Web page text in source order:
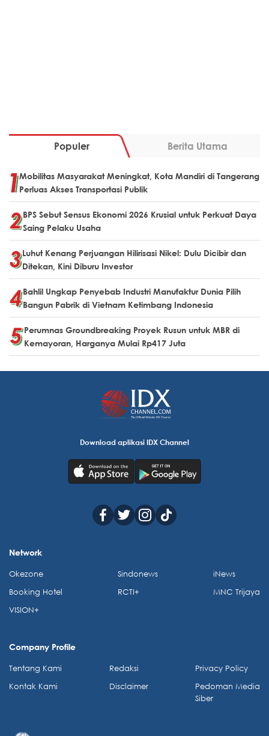
Populer Berita Utama
Mobilitas Masyarakat Meningkat, Kota Mandiri di Tangerang
Perluas Akses Transportasi Publik
BPS Sebut Sensus Ekonomi 2026 Krusial untuk Perkuat Daya
Saing Pelaku Usaha
Luhut Kenang Perjuangan Hilirisasi Nikel: Dulu Dicibir dan
Ditekan, Kini Diburu Investor
Bahlil Ungkap Penyebab Industri Manufaktur Dunia Pilih
Bangun Pabrik di Vietnam Ketimbang Indonesia
Perumnas Groundbreaking Proyek Rusun untuk MBR di
Kemayoran, Harganya Mulai Rp417 Juta
Download aplikasi IDX Channel
Network
Okezone
Booking Hotel
VISION+
Sindonews
RCTI+
iNews
MNC Trijaya
Company Profile
Tentang Kami
Kontak Kami
Redaksi
Disclaimer
Privacy Policy
Pedoman Media
Siber